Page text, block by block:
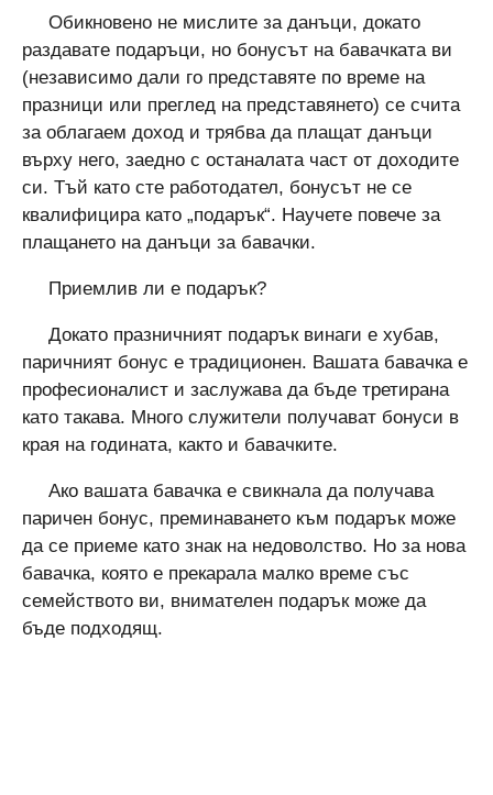
Обикновено не мислите за данъци, докато
раздавате подаръци, но бонусът на бавачката ви
(независимо дали го представяте по време на
празници или преглед на представянето) се счита
за облагаем доход и трябва да плащат данъци
върху него, заедно с останалата част от доходите
си. Тъй като сте работодател, бонусът не се
квалифицира като „подарък“. Научете повече за
плащането на данъци за бавачки.
Приемлив ли е подарък?
Докато празничният подарък винаги е хубав,
паричният бонус е традиционен. Вашата бавачка е
професионалист и заслужава да бъде третирана
като такава. Много служители получават бонуси в
края на годината, както и бавачките.
Ако вашата бавачка е свикнала да получава
паричен бонус, преминаването към подарък може
да се приеме като знак на недоволство. Но за нова
бавачка, която е прекарала малко време със
семейството ви, внимателен подарък може да
бъде подходящ.